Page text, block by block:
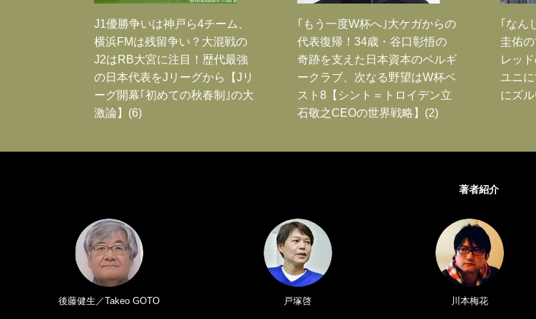
J1優勝争いは神戸ら4チーム、
横浜FMは残留争い？大混戦の
J2はRB大宮に注目！歴代最強
の日本代表をJリーグから【Jリ
ーグ開幕｢初めての秋春制｣の大
激論】(6)
｢もう一度W杯へ｣大ケガからの
代表復帰！34歳・谷口彰悟の
奇跡を支えた日本資本のベルギ
ークラブ、次なる野望はW杯ベ
スト8【シント＝トロイデン立
石敬之CEOの世界戦略】(2)
｢なん
圭佑
レッ
ユニ
にズ
著者紹介
後藤健生／Takeo GOTO 戸塚啓 川本梅花